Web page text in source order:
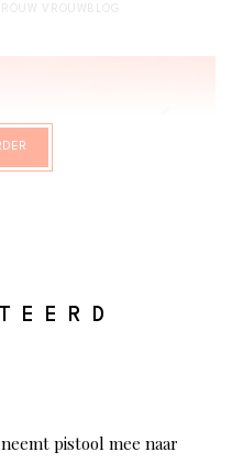
VROUWBLOG
pistool mee naar